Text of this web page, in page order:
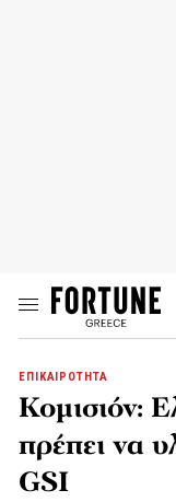
ΕΠΙΚΑΙΡΟΤΗΤΑ
Κομισιόν:
πρέπει να
GSI